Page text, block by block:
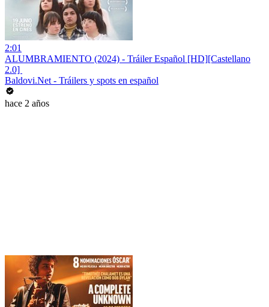
2:01
ALUMBRAMIENTO (2024) - Tráiler Español [HD][Castellano
2.0] ️
Baldovi.Net - Tráilers y spots en español
hace 2 años